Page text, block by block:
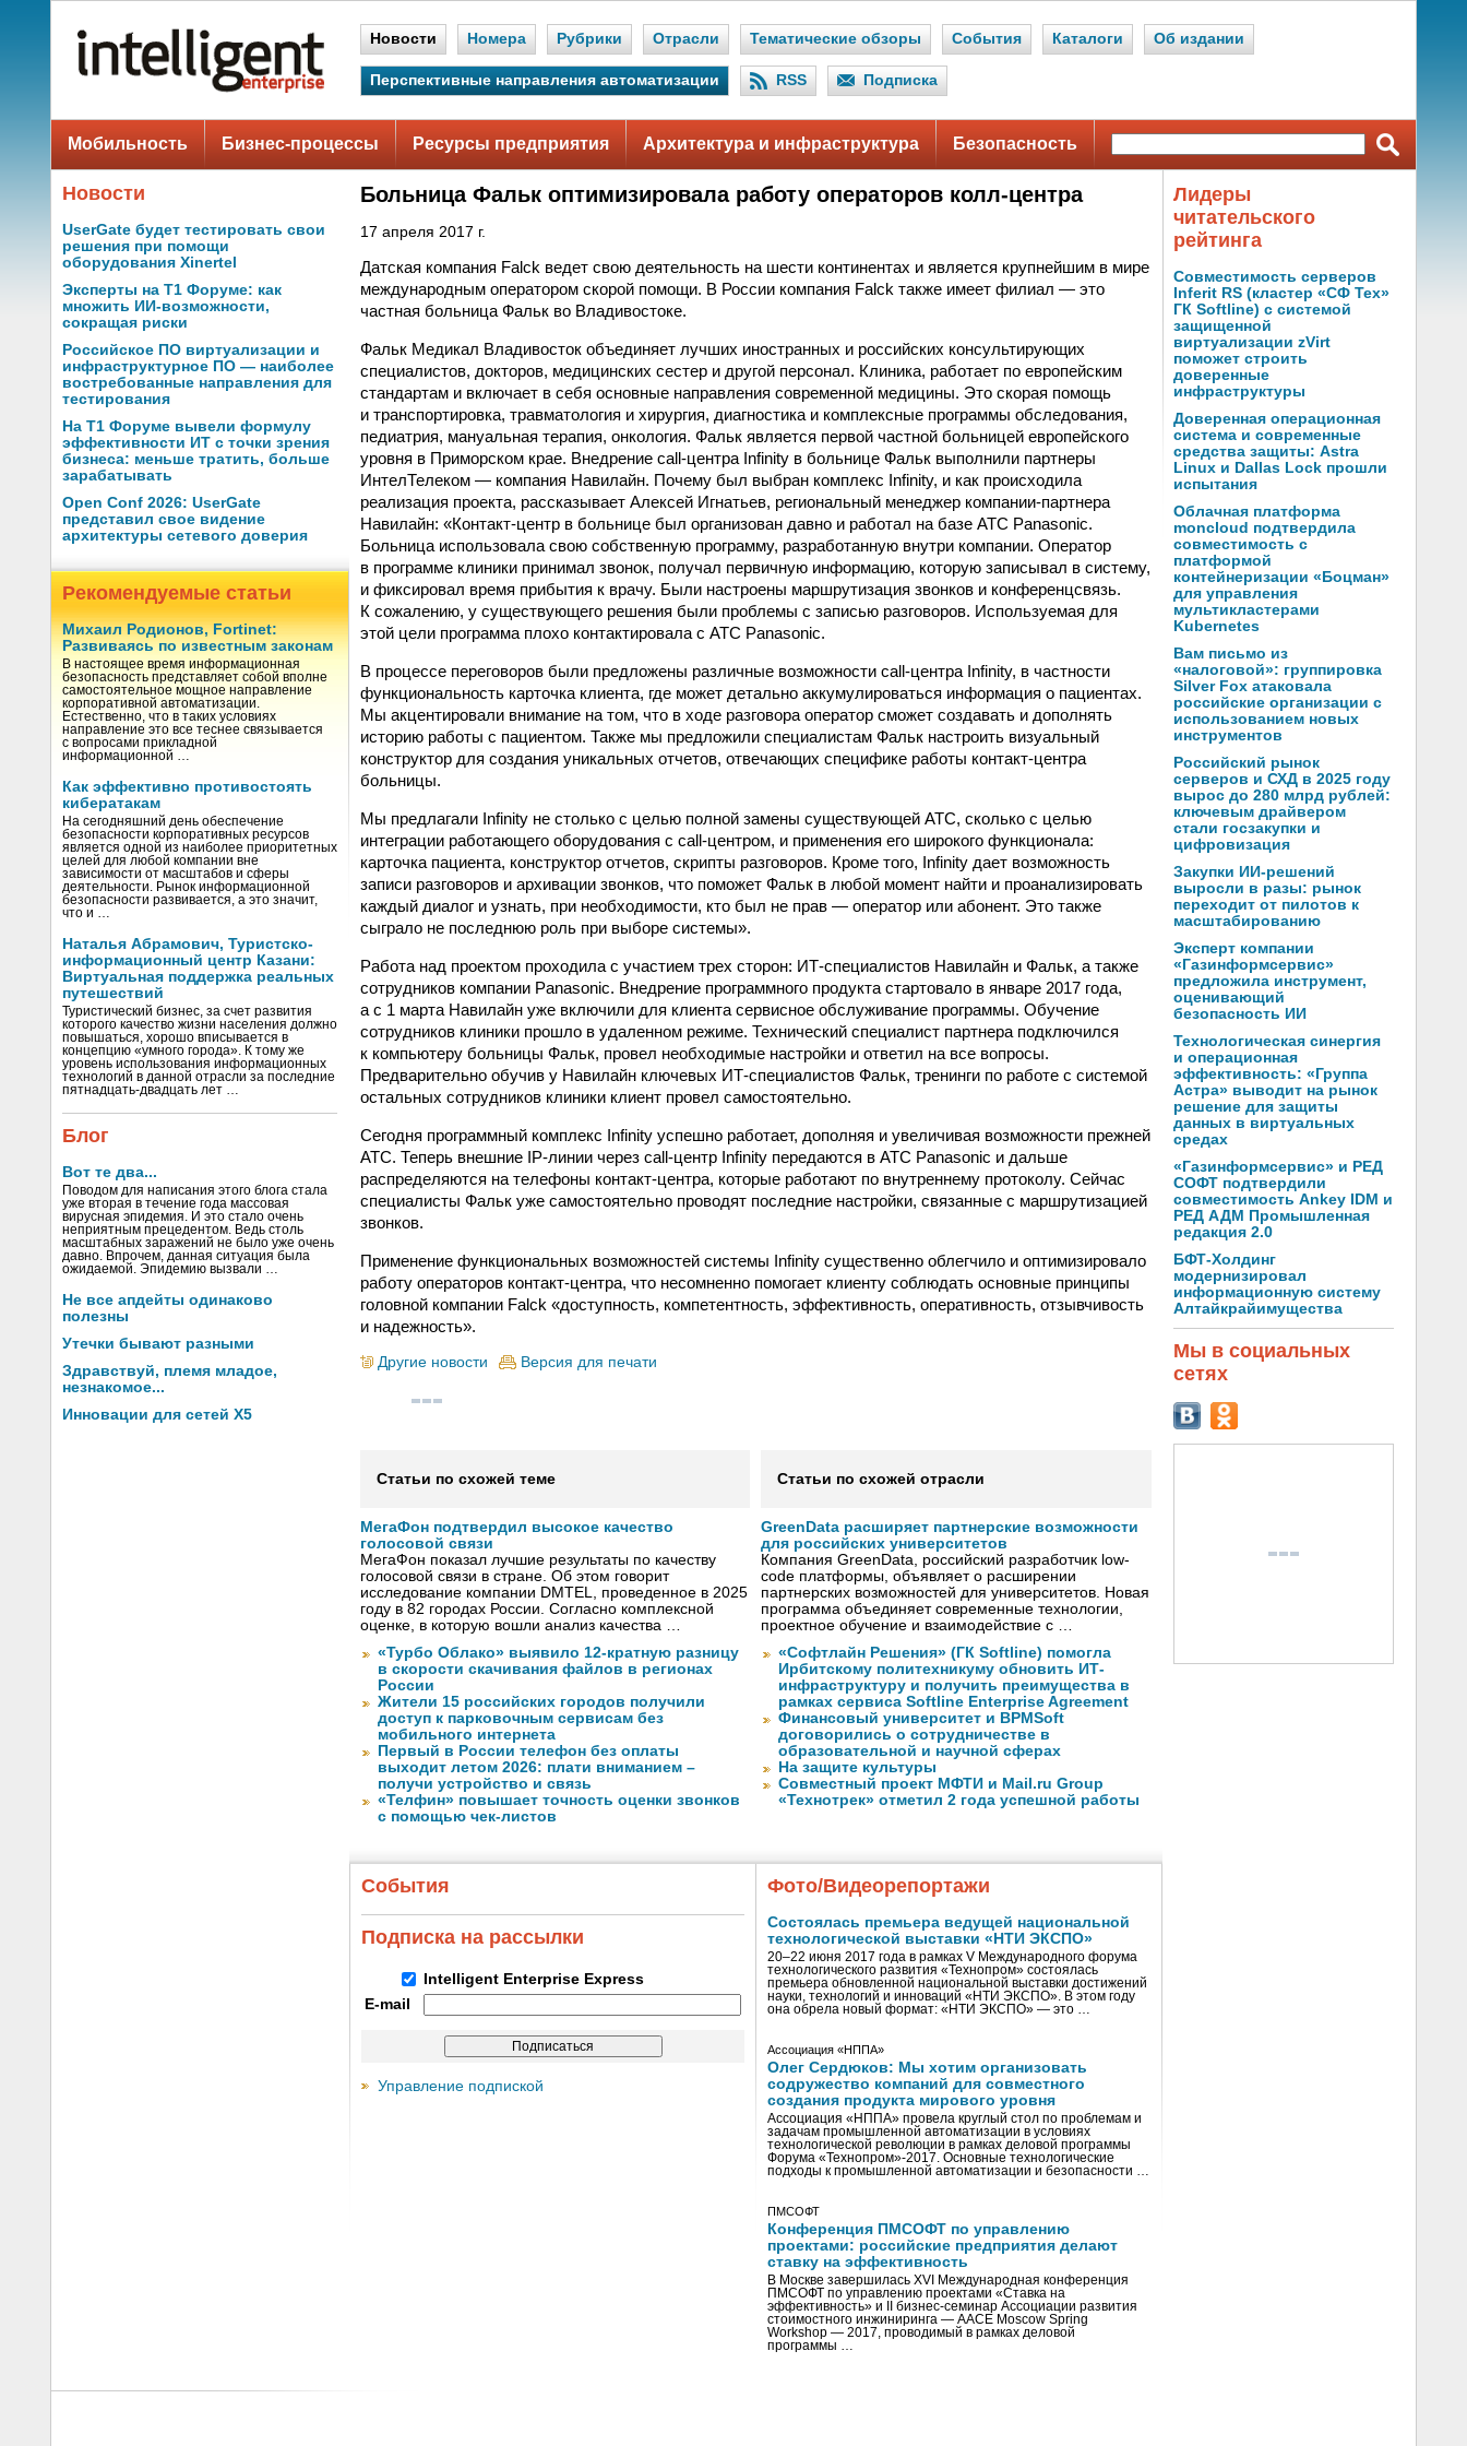
Новости Номера Рубрики Отрасли Тематические обзоры События Каталоги Об издании
Перспективные направления автоматизации RSS Подписка
Мобильность Бизнес-процессы Ресурсы предприятия Архитектура и инфраструктура Безопасность
Новости
UserGate будет тестировать свои
решения при помощи
оборудования Xinertel
Эксперты на Т1 Форуме: как
множить ИИ-возможности,
сокращая риски
Российское ПО виртуализации и
инфраструктурное ПО — наиболее
востребованные направления для
тестирования
На Т1 Форуме вывели формулу
эффективности ИТ с точки зрения
бизнеса: меньше тратить, больше
зарабатывать
Open Conf 2026: UserGate
представил свое видение
архитектуры сетевого доверия
Рекомендуемые статьи
Михаил Родионов, Fortinet:
Развиваясь по известным законам
В настоящее время информационная
безопасность представляет собой вполне
самостоятельное мощное направление
корпоративной автоматизации.
Естественно, что в таких условиях
направление это все теснее связывается
с вопросами прикладной
информационной …
Как эффективно противостоять
кибератакам
На сегодняшний день обеспечение
безопасности корпоративных ресурсов
является одной из наиболее приоритетных
целей для любой компании вне
зависимости от масштабов и сферы
деятельности. Рынок информационной
безопасности развивается, а это значит,
что и …
Наталья Абрамович, Туристско-
информационный центр Казани:
Виртуальная поддержка реальных
путешествий
Туристический бизнес, за счет развития
которого качество жизни населения должно
повышаться, хорошо вписывается в
концепцию «умного города». К тому же
уровень использования информационных
технологий в данной отрасли за последние
пятнадцать-двадцать лет …
Блог
Вот те два...
Поводом для написания этого блога стала
уже вторая в течение года массовая
вирусная эпидемия. И это стало очень
неприятным прецедентом. Ведь столь
масштабных заражений не было уже очень
давно. Впрочем, данная ситуация была
ожидаемой. Эпидемию вызвали …
Не все апдейты одинаково
полезны
Утечки бывают разными
Здравствуй, племя младое,
незнакомое...
Инновации для сетей X5
Больница Фальк оптимизировала работу операторов колл-центра
17 апреля 2017 г.
Датская компания Falck ведет свою деятельность на шести континентах и является крупнейшим в мире
международным оператором скорой помощи. В России компания Falck также имеет филиал — это
частная больница Фальк во Владивостоке.
Фальк Медикал Владивосток объединяет лучших иностранных и российских консультирующих
специалистов, докторов, медицинских сестер и другой персонал. Клиника, работает по европейским
стандартам и включает в себя основные направления современной медицины. Это скорая помощь
и транспортировка, травматология и хирургия, диагностика и комплексные программы обследования,
педиатрия, мануальная терапия, онкология. Фальк является первой частной больницей европейского
уровня в Приморском крае. Внедрение call-центра Infinity в больнице Фальк выполнили партнеры
ИнтелТелеком — компания Навилайн. Почему был выбран комплекс Infinity, и как происходила
реализация проекта, рассказывает Алексей Игнатьев, региональный менеджер компании-партнера
Навилайн: «Контакт-центр в больнице был организован давно и работал на базе АТС Panasonic.
Больница использовала свою собственную программу, разработанную внутри компании. Оператор
в программе клиники принимал звонок, получал первичную информацию, которую записывал в систему,
и фиксировал время прибытия к врачу. Были настроены маршрутизация звонков и конференцсвязь.
К сожалению, у существующего решения были проблемы с записью разговоров. Используемая для
этой цели программа плохо контактировала с АТС Panasonic.
В процессе переговоров были предложены различные возможности call-центра Infinity, в частности
функциональность карточка клиента, где может детально аккумулироваться информация о пациентах.
Мы акцентировали внимание на том, что в ходе разговора оператор сможет создавать и дополнять
историю работы с пациентом. Также мы предложили специалистам Фальк настроить визуальный
конструктор для создания уникальных отчетов, отвечающих специфике работы контакт-центра
больницы.
Мы предлагали Infinity не столько с целью полной замены существующей АТС, сколько с целью
интеграции работающего оборудования с call-центром, и применения его широкого функционала:
карточка пациента, конструктор отчетов, скрипты разговоров. Кроме того, Infinity дает возможность
записи разговоров и архивации звонков, что поможет Фальк в любой момент найти и проанализировать
каждый диалог и узнать, при необходимости, кто был не прав — оператор или абонент. Это также
сыграло не последнюю роль при выборе системы».
Работа над проектом проходила с участием трех сторон: ИТ-специалистов Навилайн и Фальк, а также
сотрудников компании Panasonic. Внедрение программного продукта стартовало в январе 2017 года,
а с 1 марта Навилайн уже включили для клиента сервисное обслуживание программы. Обучение
сотрудников клиники прошло в удаленном режиме. Технический специалист партнера подключился
к компьютеру больницы Фальк, провел необходимые настройки и ответил на все вопросы.
Предварительно обучив у Навилайн ключевых ИТ-специалистов Фальк, тренинги по работе с системой
остальных сотрудников клиники клиент провел самостоятельно.
Сегодня программный комплекс Infinity успешно работает, дополняя и увеличивая возможности прежней
АТС. Теперь внешние IP-линии через call-центр Infinity передаются в АТС Panasonic и дальше
распределяются на телефоны контакт-центра, которые работают по внутреннему протоколу. Сейчас
специалисты Фальк уже самостоятельно проводят последние настройки, связанные с маршрутизацией
звонков.
Применение функциональных возможностей системы Infinity существенно облегчило и оптимизировало
работу операторов контакт-центра, что несомненно помогает клиенту соблюдать основные принципы
головной компании Falck «доступность, компетентность, эффективность, оперативность, отзывчивость
и надежность».
Другие новости Версия для печати
Статьи по схожей теме
МегаФон подтвердил высокое качество
голосовой связи
МегаФон показал лучшие результаты по качеству
голосовой связи в стране. Об этом говорит
исследование компании DMTEL, проведенное в 2025
году в 82 городах России. Согласно комплексной
оценке, в которую вошли анализ качества …
«Турбо Облако» выявило 12-кратную разницу
в скорости скачивания файлов в регионах
России
Жители 15 российских городов получили
доступ к парковочным сервисам без
мобильного интернета
Первый в России телефон без оплаты
выходит летом 2026: плати вниманием –
получи устройство и связь
«Телфин» повышает точность оценки звонков
с помощью чек-листов
Статьи по схожей отрасли
GreenData расширяет партнерские возможности
для российских университетов
Компания GreenData, российский разработчик low-
code платформы, объявляет о расширении
партнерских возможностей для университетов. Новая
программа объединяет современные технологии,
проектное обучение и взаимодействие с …
«Софтлайн Решения» (ГК Softline) помогла
Ирбитскому политехникуму обновить ИТ-
инфраструктуру и получить преимущества в
рамках сервиса Softline Enterprise Agreement
Финансовый университет и BPMSoft
договорились о сотрудничестве в
образовательной и научной сферах
На защите культуры
Совместный проект МФТИ и Mail.ru Group
«Технотрек» отметил 2 года успешной работы
События
Подписка на рассылки
Intelligent Enterprise Express
E-mail
Управление подпиской
Фото/Видеорепортажи
Состоялась премьера ведущей национальной
технологической выставки «НТИ ЭКСПО»
20–22 июня 2017 года в рамках V Международного форума
технологического развития «Технопром» состоялась
премьера обновленной национальной выставки достижений
науки, технологий и инноваций «НТИ ЭКСПО». В этом году
она обрела новый формат: «НТИ ЭКСПО» — это …
Ассоциация «НППА»
Олег Сердюков: Мы хотим организовать
содружество компаний для совместного
создания продукта мирового уровня
Ассоциация «НППА» провела круглый стол по проблемам и
задачам промышленной автоматизации в условиях
технологической революции в рамках деловой программы
Форума «Технопром»-2017. Основные технологические
подходы к промышленной автоматизации и безопасности …
ПМСОФТ
Конференция ПМСОФТ по управлению
проектами: российские предприятия делают
ставку на эффективность
В Москве завершилась XVI Международная конференция
ПМСОФТ по управлению проектами «Ставка на
эффективность» и II бизнес-семинар Ассоциации развития
стоимостного инжиниринга — AACE Moscow Spring
Workshop — 2017, проводимый в рамках деловой
программы …
Лидеры
читательского
рейтинга
Совместимость серверов
Inferit RS (кластер «СФ Тех»
ГК Softline) с системой
защищенной
виртуализации zVirt
поможет строить
доверенные
инфраструктуры
Доверенная операционная
система и современные
средства защиты: Astra
Linux и Dallas Lock прошли
испытания
Облачная платформа
moncloud подтвердила
совместимость с
платформой
контейнеризации «Боцман»
для управления
мультикластерами
Kubernetes
Вам письмо из
«налоговой»: группировка
Silver Fox атаковала
российские организации с
использованием новых
инструментов
Российский рынок
серверов и СХД в 2025 году
вырос до 280 млрд рублей:
ключевым драйвером
стали госзакупки и
цифровизация
Закупки ИИ-решений
выросли в разы: рынок
переходит от пилотов к
масштабированию
Эксперт компании
«Газинформсервис»
предложила инструмент,
оценивающий
безопасность ИИ
Технологическая синергия
и операционная
эффективность: «Группа
Астра» выводит на рынок
решение для защиты
данных в виртуальных
средах
«Газинформсервис» и РЕД
СОФТ подтвердили
совместимость Ankey IDM и
РЕД АДМ Промышленная
редакция 2.0
БФТ-Холдинг
модернизировал
информационную систему
Алтайкрайимущества
Мы в социальных
сетях